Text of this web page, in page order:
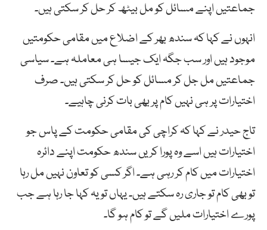
جماعتیں اپنے مسائل کو مل بیٹھ کر حل کر سکتی ہیں۔
انہوں نے کہا کہ سندھ بھر کے اضلاع میں مقامی حکومتیں
موجود ہیں اور سب جگہ ایک جیسا ہی معاملہ ہے۔ سیاسی
جماعتیں مل جل کر مسائل کو حل کر سکتی ہیں۔ صرف
اختیارات پر ہی نہیں کام پر بھی بات کرنی چاہیے۔
تاج حیدر نے کہا کہ کراچی کی مقامی حکومت کے پاس جو
اختیارات ہیں اسے وہ پورا کریں سندھ حکومت اپنے دائرہ
اختیارات میں کام کر رہی ہے۔ اگر کسی کو تعاون نہیں مل رہا
تو بھی کام تو جاری رہ سکتے ہیں۔ یہاں تو یہ کہا جا رہا ہے جب
پورے اختیارات ملیں گے تو کام ہو گا۔